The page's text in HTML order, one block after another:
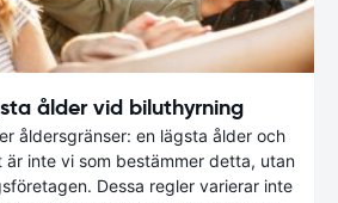
ålder vid biluthyrning
åldersgränser: en lägsta ålder och
är inte vi som bestämmer detta, utan
Dessa regler varierar inte